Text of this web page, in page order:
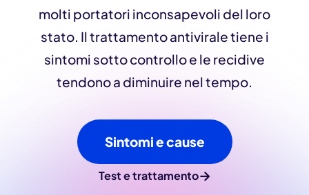
molti portatori inconsapevoli del loro
stato. Il trattamento antivirale tiene i
sintomi sotto controllo e le recidive
tendono a diminuire nel tempo.
Sintomi e cause
Test e trattamento→